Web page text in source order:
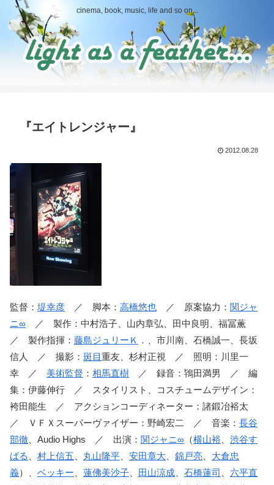
cinema, book, music, life and so on...
『エイトレンジャー』
2012.08.28
監督： 堤幸彦 ／ 脚本： 高橋悠也 ／ 原案協力： 関ジャ
ニ∞ ／ 製作：中村浩子、山内章弘、田中良明、福冨薫
／ 製作指揮： 藤島ジュリーＫ ．、市川南、石橋誠一、長坂
信人 ／ 撮影： 斑目重友、杉村正視 ／ 照明：川里一
幸 ／ 美術監督 ： 相馬直樹 ／ 録音：鴇田満男 ／ 編
集：伊藤伸行 ／ スタイリスト、コスチュームデザイン：
袴田能生 ／ アクションコーディネーター：諸鍛冶裕太
／ ＶＦＸスーパーヴァイザー：野崎宏二 ／ 音楽： 長谷
部徹 、Audio Highs ／ 出演： 関ジャニ∞ （横山裕
渋谷す
ばる
村上信五 丸山隆平 安田章大 錦戸亮
大倉忠
義）、 ベッキー 蓮佛美沙子 田山涼成 石橋蓮司
六平直